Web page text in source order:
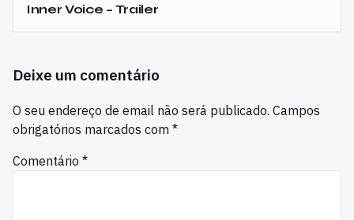
Inner Voice – Trailer
Deixe um comentário
O seu endereço de email não será publicado. Campos
obrigatórios marcados com *
Comentário *